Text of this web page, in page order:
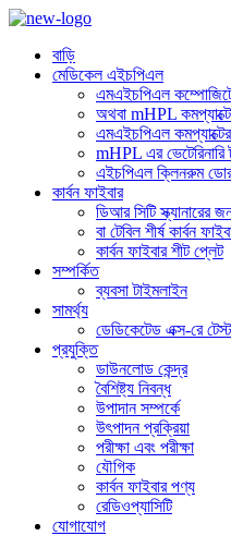
বাড়ি
মেডিকেল এইচপিএল
এমএইচপিএল
অথবা mHPL
এমএইচপিএল
mHPL এর ভেটেরিনারি
এইচপিএল ক্লিনরুম
কার্বন ফাইবার
ডিআর সিটি স্ক্যানারের
বা টেবিল শীর্ষ কার্বন
কার্বন ফাইবার শীট প্লেট
সম্পর্কিত
ব্যবসা টাইমলাইন
সামর্থ্য
ডেডিকেটেড এক্স-রে
প্রযুক্তি
ডাউনলোড কেন্দ্র
বৈশিষ্ট্য নিবন্ধ
উপাদান সম্পর্কে
উৎপাদন প্রক্রিয়া
পরীক্ষা এবং পরীক্ষা
যৌগিক
কার্বন ফাইবার পণ্য
রেডিওপ্যাসিটি
যোগাযোগ